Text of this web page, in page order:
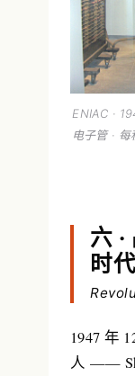
ENIAC ·
电子管 ·
六
时
1947 年
人 ——